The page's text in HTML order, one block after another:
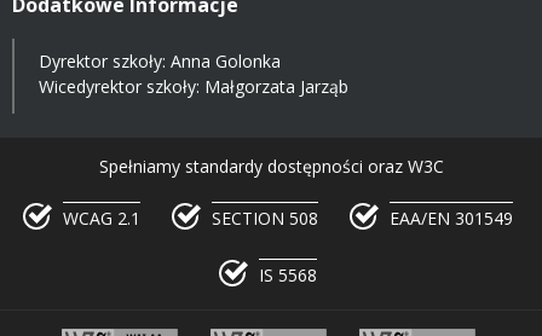
Dyrektor szkoły: Anna Golonka
Wicedyrektor szkoły: Małgorzata Jarząb
Spełniamy standardy dostępności oraz W3C
WCAG 2.1 SECTION 508 EAA/EN 301549
IS 5568